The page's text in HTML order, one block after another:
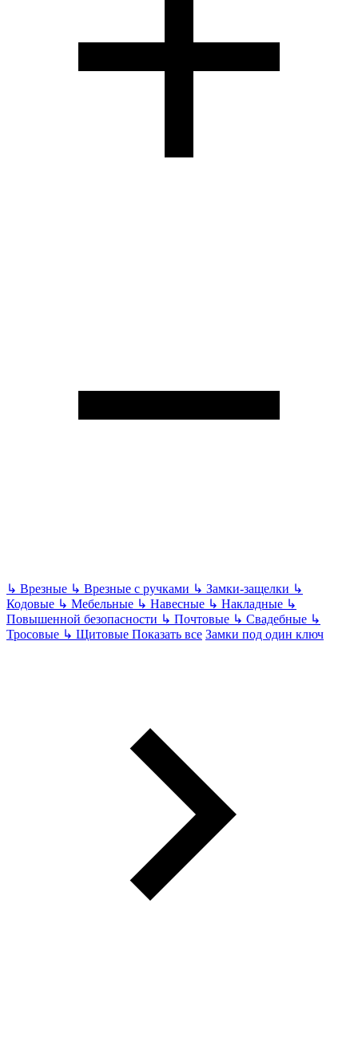
↳ Врезные ↳ Врезные с ручками ↳ Замки-защелки ↳
Кодовые ↳ Мебельные ↳ Навесные ↳ Накладные ↳
Повышенной безопасности ↳ Почтовые ↳ Свадебные ↳
Тросовые ↳ Щитовые Показать все Замки под один ключ